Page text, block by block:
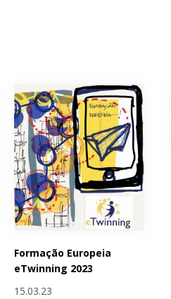
Formação Europeia
eTwinning 2023
15.03.23